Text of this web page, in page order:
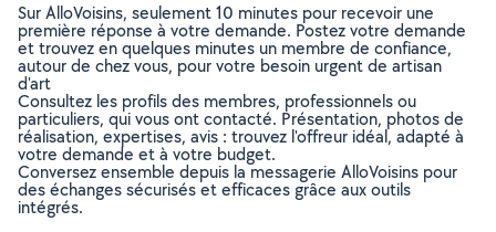
Sur AlloVoisins, seulement 10 minutes pour recevoir une
première réponse à votre demande. Postez votre demande
et trouvez en quelques minutes un membre de confiance,
autour de chez vous, pour votre besoin urgent de artisan
d'art
Consultez les profils des membres, professionnels ou
particuliers, qui vous ont contacté. Présentation, photos de
réalisation, expertises, avis : trouvez l'offreur idéal, adapté à
votre demande et à votre budget.
Conversez ensemble depuis la messagerie AlloVoisins pour
des échanges sécurisés et efficaces grâce aux outils
intégrés.